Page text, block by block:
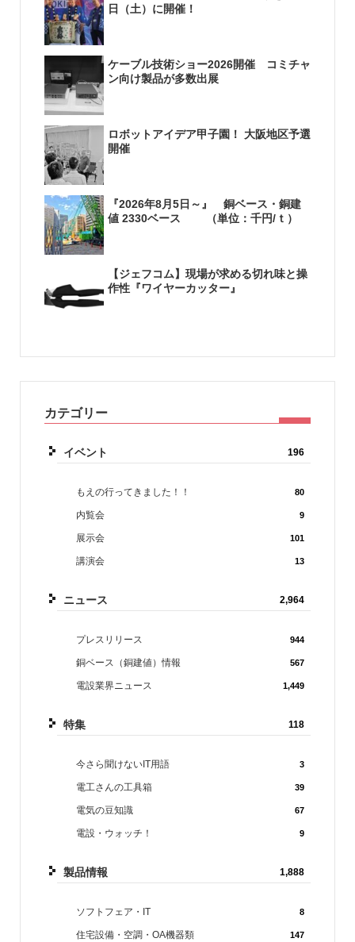
日（土）に開催！
ケーブル技術ショー2026開催 コミチャ
ン向け製品が多数出展
ロボットアイデア甲子園！ 大阪地区予選
開催
『2026年8月5日～』 銅ベース・銅建
値 2330ベース （単位：千円/ｔ）
【ジェフコム】現場が求める切れ味と操
作性『ワイヤーカッター』
カテゴリー
イベント 196
もえの行ってきました！！ 80
内覧会 9
展示会 101
講演会 13
ニュース 2,964
プレスリリース 944
銅ベース（銅建値）情報 567
電設業界ニュース 1,449
特集 118
今さら聞けないIT用語 3
電工さんの工具箱 39
電気の豆知識 67
電設・ウォッチ！ 9
製品情報 1,888
ソフトフェア・IT 8
住宅設備・空調・OA機器類 147